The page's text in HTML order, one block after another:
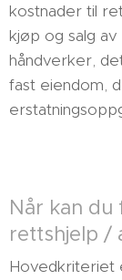
kostnader til
kjøp og salg
håndverker,
fast eiendom,
Når kan
rettshjelp /
Hovedkriteriet